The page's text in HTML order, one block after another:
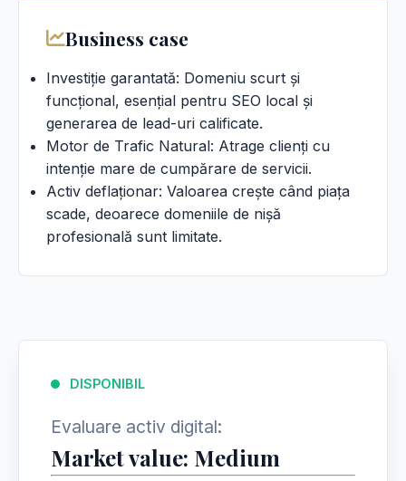
Business case
Investiție garantată: Domeniu scurt și
funcțional, esențial pentru SEO local și
generarea de lead-uri calificate.
Motor de Trafic Natural: Atrage clienți cu
intenție mare de cumpărare de servicii.
Activ deflaționar: Valoarea crește când piața
scade, deoarece domeniile de nișă
profesională sunt limitate.
DISPONIBIL
Evaluare activ digital:
Market value: Medium